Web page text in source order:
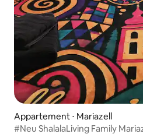
Appartement ⋅ Mariazell
#Neu ShalalaLiving Family